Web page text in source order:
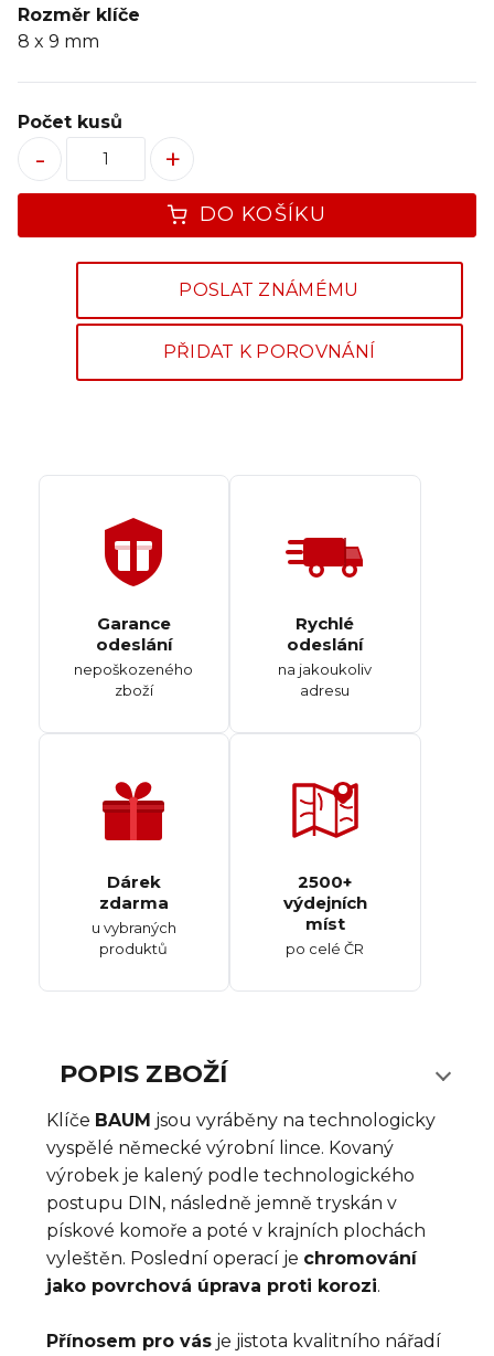
Rozměr klíče
8 x 9 mm
DO KOŠÍKU
Počet kusů
+
-
POSLAT ZNÁMÉMU
PŘIDAT K POROVNÁNÍ
Garance
odeslání
nepoškozeného
zboží
Rychlé
odeslání
na jakoukoliv
adresu
Dárek
zdarma
u vybraných
produktů
2500+
výdejních
míst
po celé ČR
POPIS ZBOŽÍ
Klíče BAUM jsou vyráběny na technologicky
vyspělé německé výrobní lince. Kovaný
výrobek je kalený podle technologického
postupu DIN, následně jemně tryskán v
pískové komoře a poté v krajních plochách
vyleštěn. Poslední operací je chromování
jako povrchová úprava proti korozi.
Přínosem pro vás je jistota kvalitního nářadí